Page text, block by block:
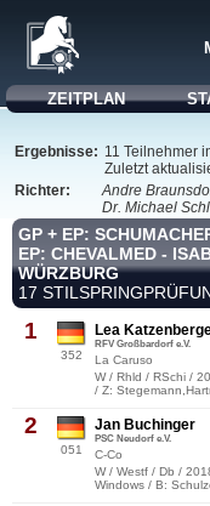
ZEITPLAN
Ergebnisse: 11 Teilnehmer
Zuletzt
Richter:
Andre
Dr. Michael
GP + EP:
EP: CHEVALMED -
WÜRZBURG
17
1
352
Lea
RFV Großbardorf e.V.
La Caruso
W / Rhld / RSchi /
/ Z:
2
051
Jan Buchinger
PSC Neudorf e.V.
C-Co
W / Westf / Db /
Windows / B: